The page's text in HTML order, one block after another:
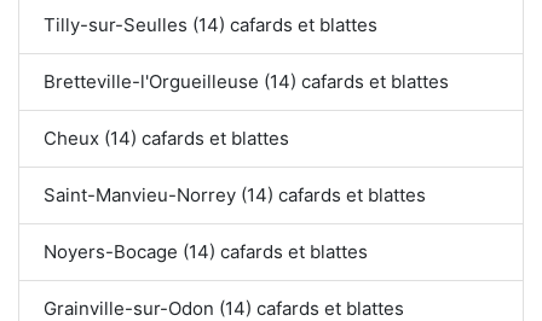
Tilly-sur-Seulles (14) cafards et blattes
Bretteville-l'Orgueilleuse (14) cafards et blattes
Cheux (14) cafards et blattes
Saint-Manvieu-Norrey (14) cafards et blattes
Noyers-Bocage (14) cafards et blattes
Grainville-sur-Odon (14) cafards et blattes